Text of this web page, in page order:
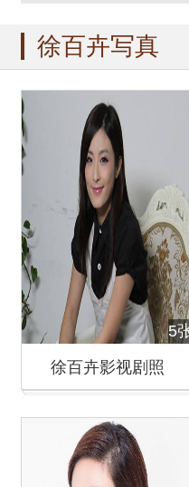
徐百卉写真
5
徐百卉影视剧照